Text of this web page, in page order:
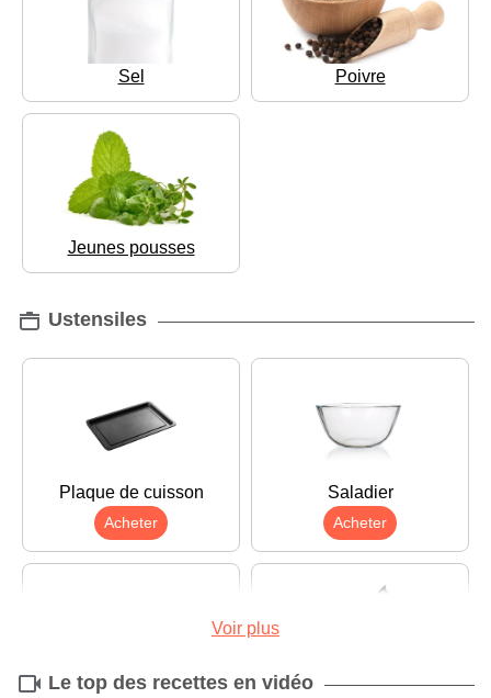
Sel Poivre
Jeunes pousses
Ustensiles
Plaque de cuisson
Acheter
Saladier
Acheter
Voir plus
Le top des recettes en vidéo